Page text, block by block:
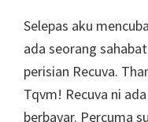
Selepas aku
ada seorang
perisian Recuva.
Tqvm! Recuva ni
berbayar. Percuma